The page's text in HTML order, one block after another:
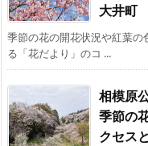
大井町
季節の花の開花状況や紅葉
る「花だより」のコ ...
相模原
季節の
クセス